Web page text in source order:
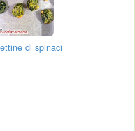
di spinaci